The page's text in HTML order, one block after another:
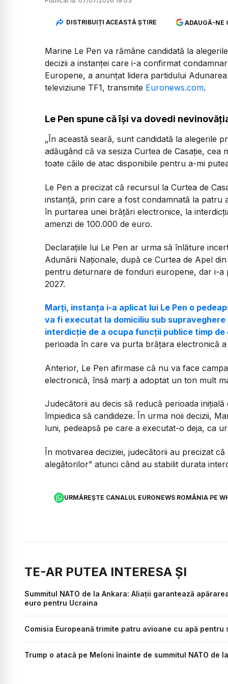
DISTRIBUIȚI ACEASTĂ ȘTIRE ADAUGĂ-NE
Marine Le Pen va rămâne candidată la
decizii a instanței care i-a confirmat
Europene, a anunțat lidera partidului
televiziune TF1, transmite Euronews.com.
Le Pen spune că își va dovedi
„În această seară, sunt candidată la alegerile
adăugând că va sesiza Curtea de Casație, cea
toate căile de atac disponibile pentru a-mi
Le Pen a precizat că recursul la Curtea de
instanță, prin care a fost condamnată la patru
în purtarea unei brățări electronice, la
amenzi de 100.000 de euro.
Declarațiile lui Le Pen ar urma să înlăture
Adunării Naționale, după ce Curtea de Apel
pentru deturnare de fonduri europene, dar i-a
2027.
Marți, instanța i-a aplicat lui Le Pen o
va fi executat la domiciliu sub
interdicție de a ocupa funcții publice timp
perioada în care va purta brățara electronică
Anterior, Le Pen afirmase că nu va face
electronică, însă marți a adoptat un ton mult
Judecătorii au decis să reducă perioada
împiedica să candideze. În urma noii decizii,
luni, pedeapsă pe care a executat-o deja, ca
În motivarea deciziei, judecătorii au precizat
alegătorilor” atunci când au stabilit durata
URMĂREȘTE CANALUL EURONEWS ROMÂNIA PE
TE-AR PUTEA INTERESA ȘI
Summitul NATO de la Ankara: Aliații garantează
euro pentru Ucraina
Comisia Europeană trimite patru avioane cu apă
Trump o atacă pe Meloni înainte de summitul NATO de